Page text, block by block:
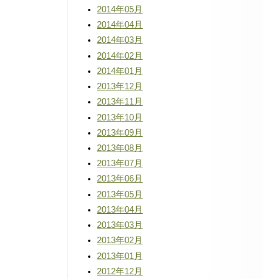
2014年05月
2014年04月
2014年03月
2014年02月
2014年01月
2013年12月
2013年11月
2013年10月
2013年09月
2013年08月
2013年07月
2013年06月
2013年05月
2013年04月
2013年03月
2013年02月
2013年01月
2012年12月